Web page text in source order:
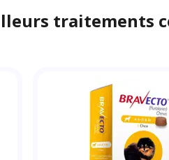
traitements